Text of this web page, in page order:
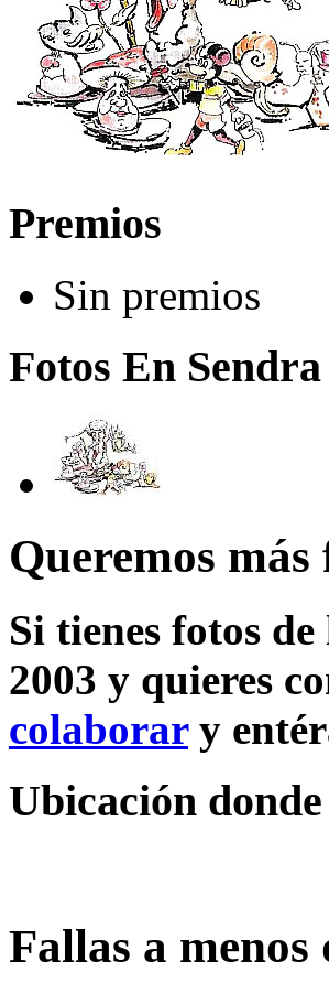
Premios
Sin premios
Fotos En
Queremos más
Si tienes fotos
2003 y quieres
colaborary
Ubicación
Fallas a